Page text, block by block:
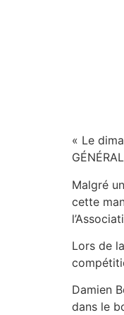
« Le
Malgré
cette
Lors de
Damien
dans le